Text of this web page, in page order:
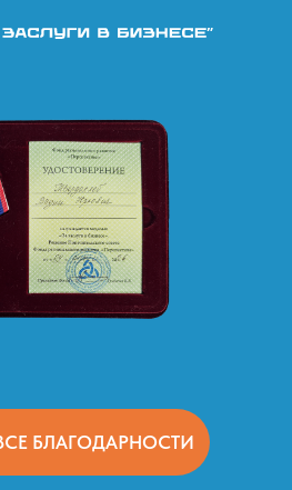
БЛАГОДАРНОСТИ